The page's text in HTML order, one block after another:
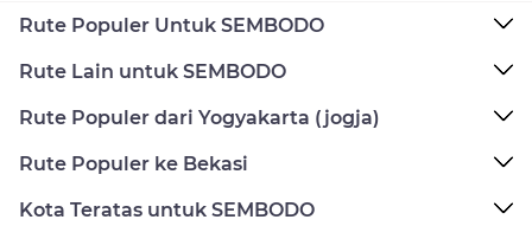
Rute Populer Untuk SEMBODO
Rute Lain untuk SEMBODO
Rute Populer dari Yogyakarta (jogja)
Rute Populer ke Bekasi
Kota Teratas untuk SEMBODO